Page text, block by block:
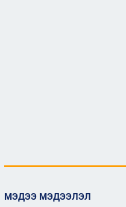
МЭДЭЭ МЭДЭЭЛЭЛ